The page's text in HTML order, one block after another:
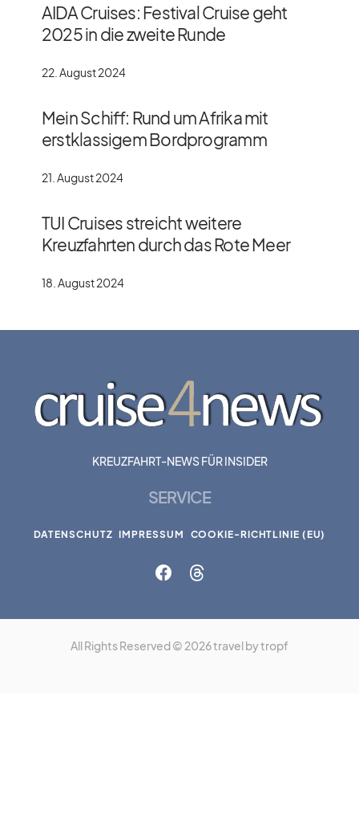
AIDA Cruises: Festival Cruise geht
2025 in die zweite Runde
22. August 2024
Mein Schiff: Rund um Afrika mit
erstklassigem Bordprogramm
21. August 2024
TUI Cruises streicht weitere
Kreuzfahrten durch das Rote Meer
18. August 2024
KREUZFAHRT-NEWS FÜR INSIDER
SERVICE
DATENSCHUTZ IMPRESSUM COOKIE-RICHTLINIE (EU)
All Rights Reserved © 2026 travel by tropf